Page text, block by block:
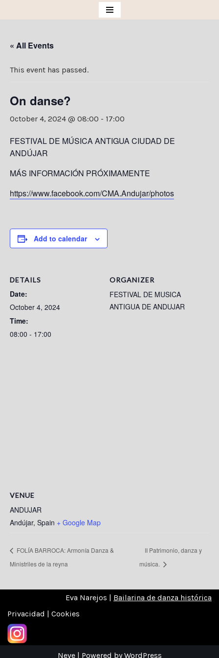
content
« All Events
This event has passed.
On danse?
October 4, 2024 @ 08:00 - 17:00
FESTIVAL DE MÚSICA ANTIGUA CIUDAD DE
ANDÚJAR
MÁS INFORMACIÓN PRÓXIMAMENTE
https://www.facebook.com/CMA.Andujar/photos
Add to calendar
DETAILS
Date:
October 4, 2024
Time:
08:00 - 17:00
ORGANIZER
FESTIVAL DE MUSICA
ANTIGUA DE ANDUJAR
VENUE
ANDUJAR
Andújar, Spain + Google Map
FOLÍA BARROCA: Armonía Danza &
Ministriles de la reyna
II Patrimonio, danza y
música.
Eva Narejos | Bailarina de danza histórica
Privacidad | Cookies
Neve| Powered byWordPress